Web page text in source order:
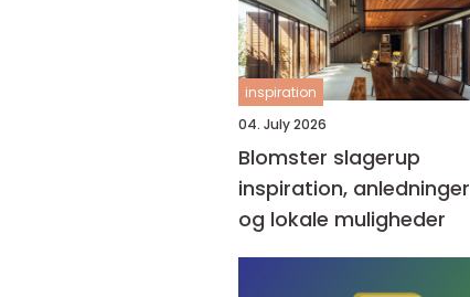
inspiration
04. July 2026
Blomster slagerup
inspiration, anledninger
og lokale muligheder